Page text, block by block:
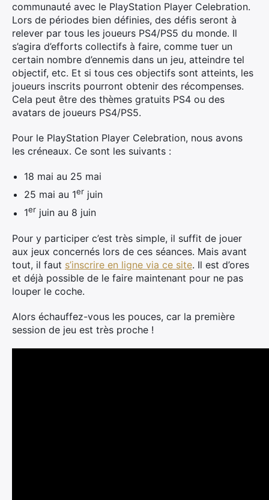
communauté avec le PlayStation Player Celebration.
Lors de périodes bien définies, des défis seront à
relever par tous les joueurs PS4/PS5 du monde. Il
s’agira d’efforts collectifs à faire, comme tuer un
certain nombre d’ennemis dans un jeu, atteindre tel
objectif, etc. Et si tous ces objectifs sont atteints, les
joueurs inscrits pourront obtenir des récompenses.
Cela peut être des thèmes gratuits PS4 ou des
avatars de joueurs PS4/PS5.
Pour le PlayStation Player Celebration, nous avons
les créneaux. Ce sont les suivants :
18 mai au 25 mai
25 mai au 1er juin
1er juin au 8 juin
Pour y participer c’est très simple, il suffit de jouer
aux jeux concernés lors de ces séances. Mais avant
tout, il faut s’inscrire en ligne via ce site. Il est d’ores
et déjà possible de le faire maintenant pour ne pas
louper le coche.
Alors échauffez-vous les pouces, car la première
session de jeu est très proche !